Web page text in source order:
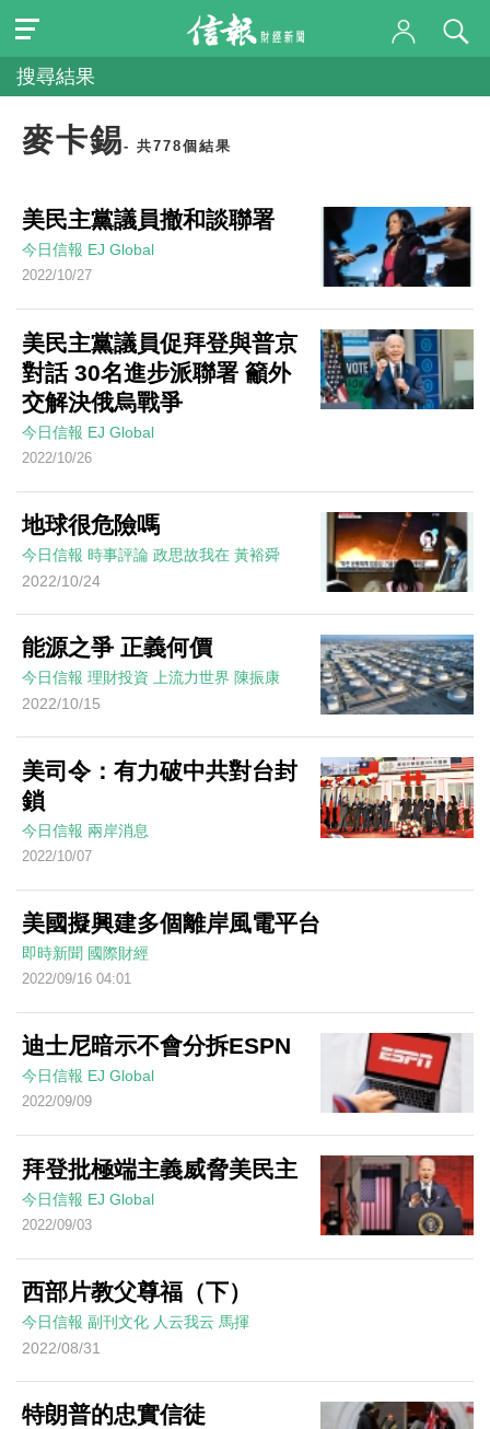
搜尋結果
麥卡錫- 共778個結果
美民主黨議員撤和談聯署
今日信報 EJ Global
2022/10/27
美民主黨議員促拜登與普京
對話 30名進步派聯署 籲外
交解決俄烏戰爭
今日信報 EJ Global
2022/10/26
地球很危險嗎
今日信報 時事評論 政思故我在 黃裕舜
2022/10/24
能源之爭 正義何價
今日信報 理財投資 上流力世界 陳振康
2022/10/15
美司令：有力破中共對台封
鎖
今日信報 兩岸消息
2022/10/07
美國擬興建多個離岸風電平台
即時新聞 國際財經
2022/09/16 04:01
迪士尼暗示不會分拆ESPN
今日信報 EJ Global
2022/09/09
拜登批極端主義威脅美民主
今日信報 EJ Global
2022/09/03
西部片教父尊福（下）
今日信報 副刊文化 人云我云 馬揮
2022/08/31
特朗普的忠實信徒